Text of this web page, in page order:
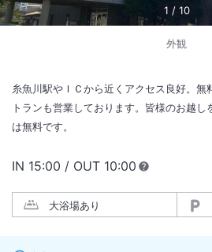
1 / 10
外観
糸魚川駅やＩＣから近くアクセス良好。無
トランも営業しております。皆様のお越
は無料です。
IN チェックイン
15:00 / OUT チェックアウト
10:00
大浴場あり